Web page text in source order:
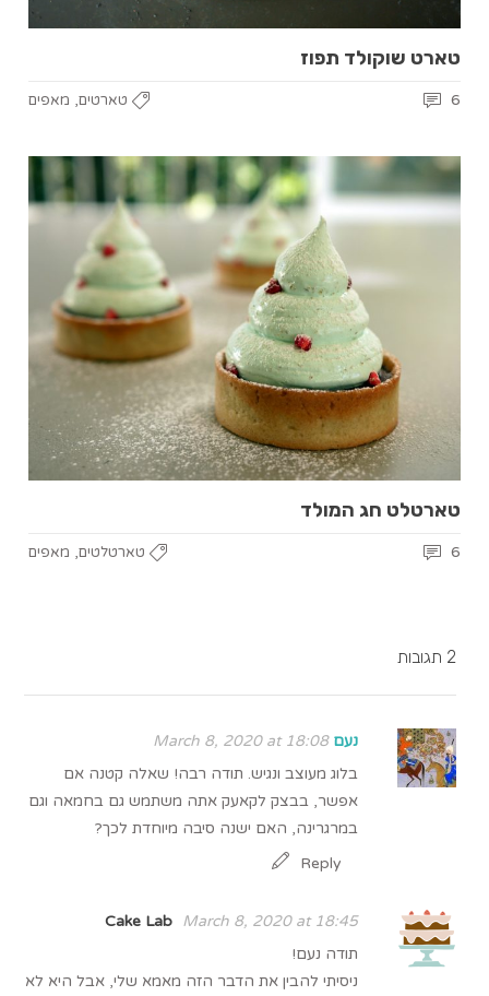
טארט שוקולד תפוז
טארטים, מאפים 6
טארטלט חג המולד
טארטלטים, מאפים 6
2 תגובות
נעם March 8, 2020 at 18:08
בלוג מעוצב ונגיש. תודה רבה! שאלה קטנה אם
אפשר, בבצק לקאעק אתה משתמש גם בחמאה וגם
במרגרינה, האם ישנה סיבה מיוחדת לכך?
Reply
Cake Lab
March 8, 2020 at 18:45
תודה נעם!
ניסיתי להבין את הדבר הזה מאמא שלי, אבל היא לא